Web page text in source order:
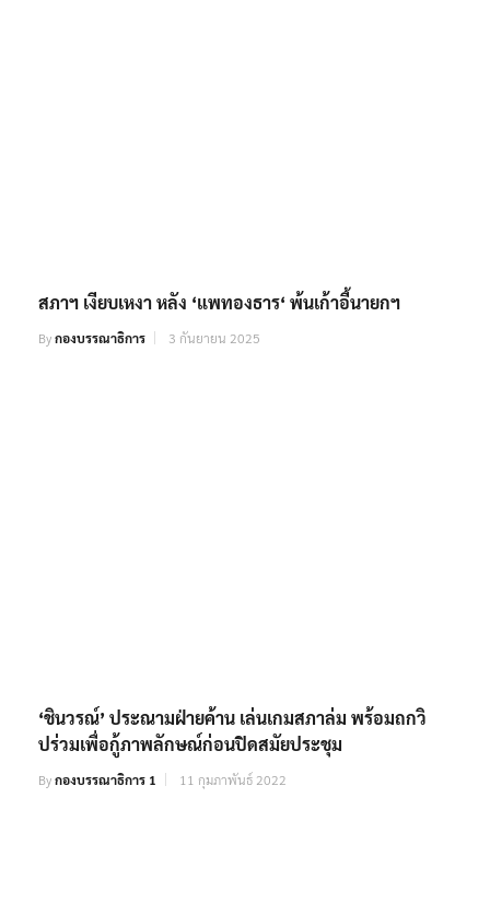
สภาฯ เงียบเหงา หลัง ‘แพทองธาร‘ พ้นเก้าอี้นายกฯ
Byกองบรรณาธิการ 3 กันยายน 2025
‘ชินวรณ์’ ประณามฝ่ายค้าน เล่นเกมสภาล่ม พร้อมถกวิ
ปร่วมเพื่อกู้ภาพลักษณ์ก่อนปิดสมัยประชุม
Byกองบรรณาธิการ 1 11 กุมภาพันธ์ 2022